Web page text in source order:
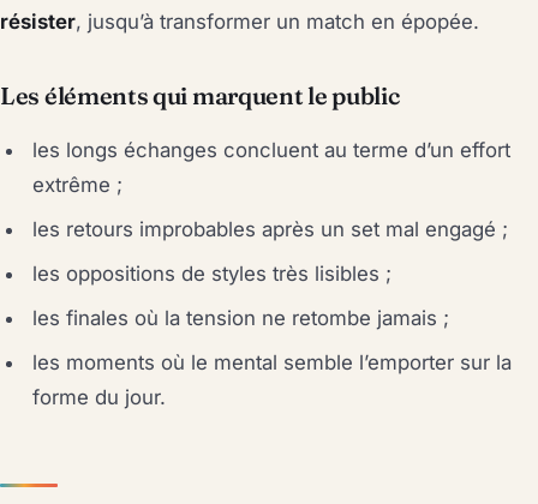
résister, jusqu’à transformer un match en épopée.
Les éléments qui marquent le public
les longs échanges concluent au terme d’un effort
extrême ;
les retours improbables après un set mal engagé ;
les oppositions de styles très lisibles ;
les finales où la tension ne retombe jamais ;
les moments où le mental semble l’emporter sur la
forme du jour.